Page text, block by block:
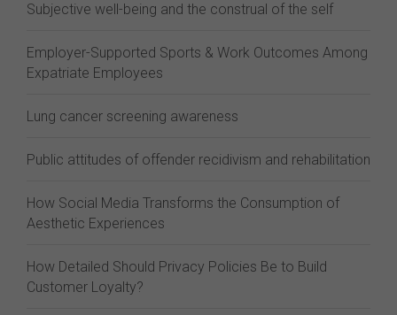
Subjective well-being and the construal of the self
Employer-Supported Sports & Work Outcomes Among
Expatriate Employees
Lung cancer screening awareness
Public attitudes of offender recidivism and rehabilitation
How Social Media Transforms the Consumption of
Aesthetic Experiences
How Detailed Should Privacy Policies Be to Build
Customer Loyalty?